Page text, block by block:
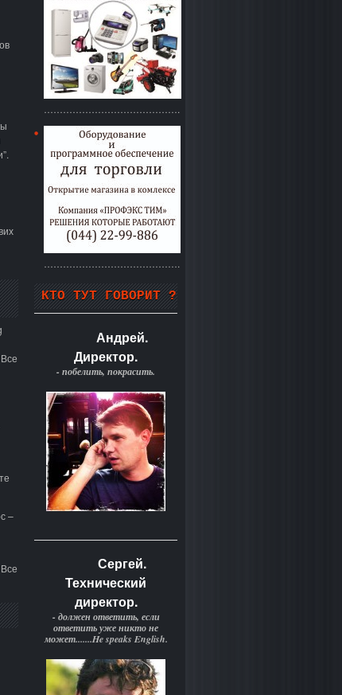
–
…………………………………….
…………………………………….
КТО ТУТ ГОВОРИТ ?
Андрей.
Директор.
- побелить, покрасить.
Сергей.
Технический
директор.
- должен ответить, если
ответить уже никто не
может.......He speaks English.